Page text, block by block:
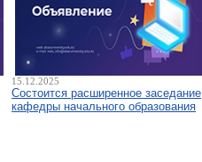
15.12.2025
Состоится расширенное заседание
кафедры начального образования